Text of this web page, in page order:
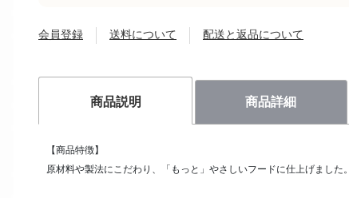
会員登録 送料について 配送と返品について
商品説明 商品詳細
【商品特徴】
原材料や製法にこだわり、「もっと」やさしいフードに仕上げました。